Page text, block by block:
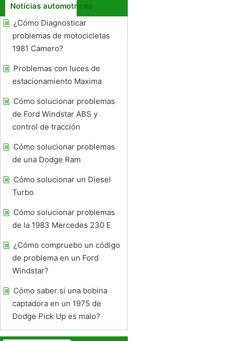
Noticias automotrices
¿Cómo Diagnosticar
problemas de motocicletas
1981 Camero?
Problemas con luces de
estacionamiento Maxima
Cómo solucionar problemas
de Ford Windstar ABS y
control de tracción
Cómo solucionar problemas
de una Dodge Ram
Cómo solucionar un Diesel
Turbo
Cómo solucionar problemas
de la 1983 Mercedes 230 E
¿Cómo compruebo un código
de problema en un Ford
Windstar?
Cómo saber si una bobina
captadora en un 1975 de
Dodge Pick Up es malo?